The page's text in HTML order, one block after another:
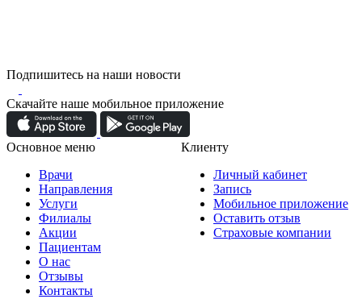
Подпишитесь на наши новости
Скачайте наше мобильное приложение
Основное меню
Врачи
Направления
Услуги
Филиалы
Акции
Пациентам
О нас
Отзывы
Контакты
Клиенту
Личный кабинет
Запись
Мобильное приложение
Оставить отзыв
Страховые компании